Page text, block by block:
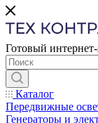
Готовый
Каталог
Передвижные
Генераторы и